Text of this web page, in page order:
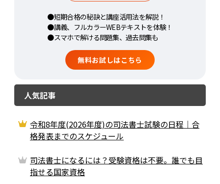
●短期合格の秘訣と講座活用法を解説！
●講義、フルカラーWEBテキストを体験！
●スマホで解ける問題集、過去問集も
無料お試しはこちら
人気記事
令和8年度(2026年度)の司法書士試験の日程｜合
格発表までのスケジュール
司法書士になるには？受験資格は不要。誰でも目
指せる国家資格